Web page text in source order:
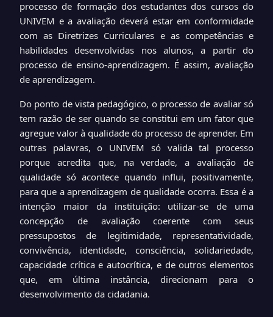
processo de formação dos estudantes dos cursos do
UNIVEM e a avaliação deverá estar em conformidade
com as Diretrizes Curriculares e as competências e
habilidades desenvolvidas nos alunos, a partir do
processo de ensino-aprendizagem. É assim, avaliação
de aprendizagem.
Do ponto de vista pedagógico, o processo de avaliar só
tem razão de ser quando se constitui em um fator que
agregue valor à qualidade do processo de aprender. Em
outras palavras, o UNIVEM só valida tal processo
porque acredita que, na verdade, a avaliação de
qualidade só acontece quando influi, positivamente,
para que a aprendizagem de qualidade ocorra. Essa é a
intenção maior da instituição: utilizar-se de uma
concepção de avaliação coerente com seus
pressupostos de legitimidade, representatividade,
convivência, identidade, consciência, solidariedade,
capacidade crítica e autocrítica, e de outros elementos
que, em última instância, direcionam para o
desenvolvimento da cidadania.